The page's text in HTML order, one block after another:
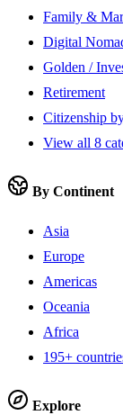
Family &
Digital
Golden /
Retirement
Citizenship
View all 8
By Continent
Asia
Europe
Americas
Oceania
Africa
195+
Explore